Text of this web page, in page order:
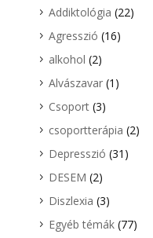
Addiktológia (22)
Agresszió (16)
alkohol (2)
Alvászavar(1)
Csoport(3)
csoportterápia (2)
Depresszió (31)
DESEM (2)
Diszlexia (3)
Egyéb témák(77)